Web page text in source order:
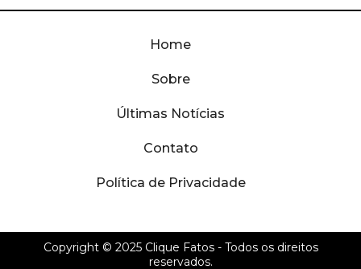
Home
Sobre
Últimas Notícias
Contato
Política de Privacidade
Copyright © 2025 Clique Fatos- Todos os direitos
reservados.